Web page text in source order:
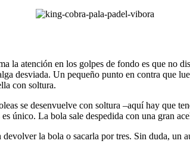
la atención en los golpes de fondo es que no
desviada. Un pequeño punto en contra que
con soltura.
se desenvuelve con soltura –aquí hay que
único. La bola sale despedida con una gran
la bola o sacarla por tres. Sin duda,